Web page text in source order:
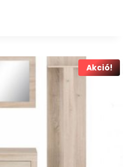
Akció!